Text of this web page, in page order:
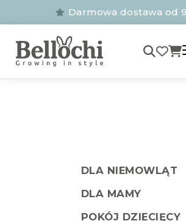
Darmowa dostawa od
DLA NIEMOWLĄT
DLA MAMY
POKÓJ DZIECIĘCY